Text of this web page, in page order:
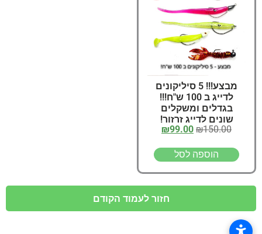
מבצע!!! 5 סיליקונים
לדייג ב 100 ש"ח!!!
בגדלים ומשקלים
שונים לדייג זרזור!
₪150.00
₪99.00
הוספה לסל
חזור לעמוד הקודם